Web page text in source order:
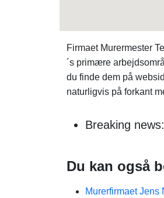
Firmaet Murermester
´s primære
du finde dem på
naturligvis på forkant
Breaking
Du kan også
Murerfirmaet Jens